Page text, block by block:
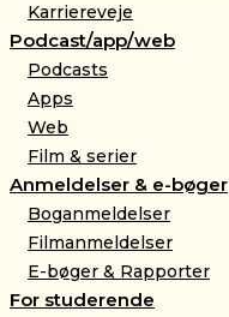
Karriereveje
Podcast/app/web
Podcasts
Apps
Web
Film & serier
Anmeldelser & e-bøger
Boganmeldelser
Filmanmeldelser
E-bøger & Rapporter
For studerende